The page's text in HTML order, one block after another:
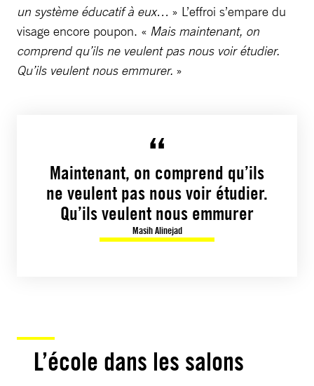
un système éducatif à eux… » L’effroi s’empare du
visage encore poupon. « Mais maintenant, on
comprend qu’ils ne veulent pas nous voir étudier.
Qu’ils veulent nous emmurer. »
Maintenant, on comprend qu’ils
ne veulent pas nous voir étudier.
Qu’ils veulent nous emmurer
Masih Alinejad
L’école dans les salons